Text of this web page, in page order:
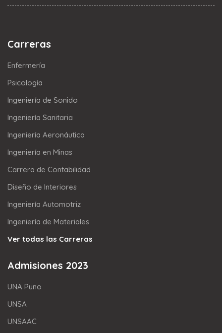
Carreras
Enfermería
Psicología
Ingeniería de Sonido
Ingeniería Sanitaria
Ingeniería Aeronáutica
Ingeniería en Minas
Carrera de Contabilidad
Diseño de Interiores
Ingeniería Automotriz
Ingeniería de Materiales
Ver todas las Carreras
Admisiones 2023
UNA Puno
UNSA
UNSAAC